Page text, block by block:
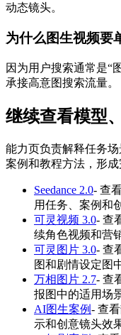
动态镜头。
为什么图生视频要
因为用户搜索通常是“
承接高意图搜索流量。
继续查看模型
能力页负责解释任务
案例和教程方法，形成
Seedance 2.0- 查
用任务、案例和
可灵视频 3.0- 查
续角色视频和营
可灵图片 3.0- 查
图和剧情设定图
万相图片 2.7- 查
报图中的适用场
AI图生案例- 查
示和创意镜头效